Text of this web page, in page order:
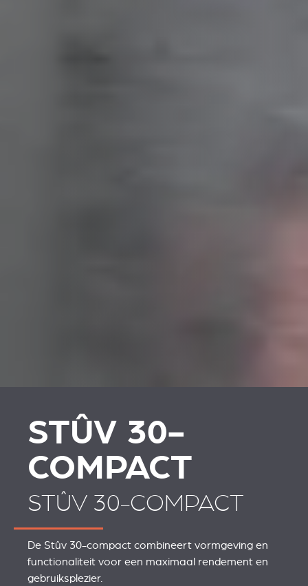
STÛV 30-
COMPACT
STÛV 30-COMPACT
De Stûv 30-compact combineert vormgeving en
functionaliteit voor een maximaal rendement en
gebruiksplezier.